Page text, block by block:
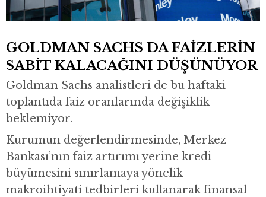
GOLDMAN SACHS DA FAİZLERİN
SABİT KALACAĞINI DÜŞÜNÜYOR
Goldman Sachs analistleri de bu haftaki
toplantıda faiz oranlarında değişiklik
beklemiyor.
Kurumun değerlendirmesinde, Merkez
Bankası’nın faiz artırımı yerine kredi
büyümesini sınırlamaya yönelik
makroihtiyati tedbirleri kullanarak finansal